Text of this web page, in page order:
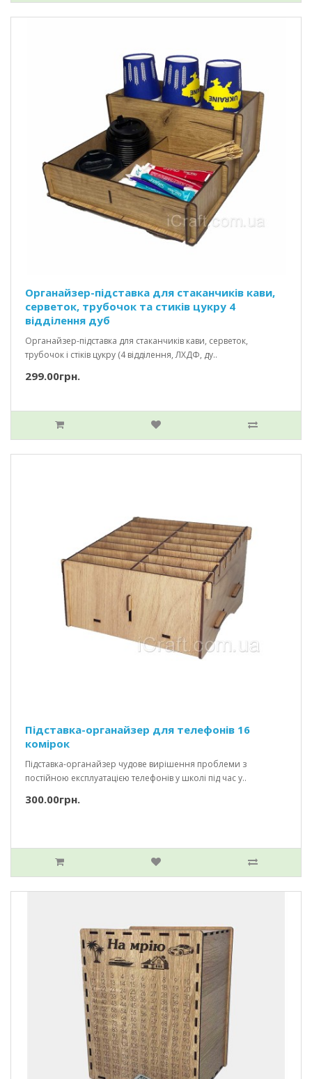
Органайзер-підставка для стаканчиків кави,
серветок, трубочок та стиків цукру 4
відділення дуб
Органайзер-підставка для стаканчиків кави, серветок,
трубочок і стіків цукру (4 відділення, ЛХДФ, ду..
299.00грн.
Підставка-органайзер для телефонів 16
комірок
Підставка-органайзер чудове вирішення проблеми з
постійною експлуатацією телефонів у школі під час у..
300.00грн.